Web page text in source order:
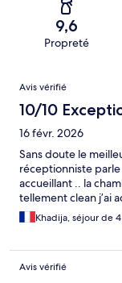
9,6
Propreté
Avis
Avis vérifié
10/10
16 févr. 2026
Sans doute le
réceptionniste
accueillant .. la
tellement clean j’ai
Khadija, séjour de
Avis vérifié